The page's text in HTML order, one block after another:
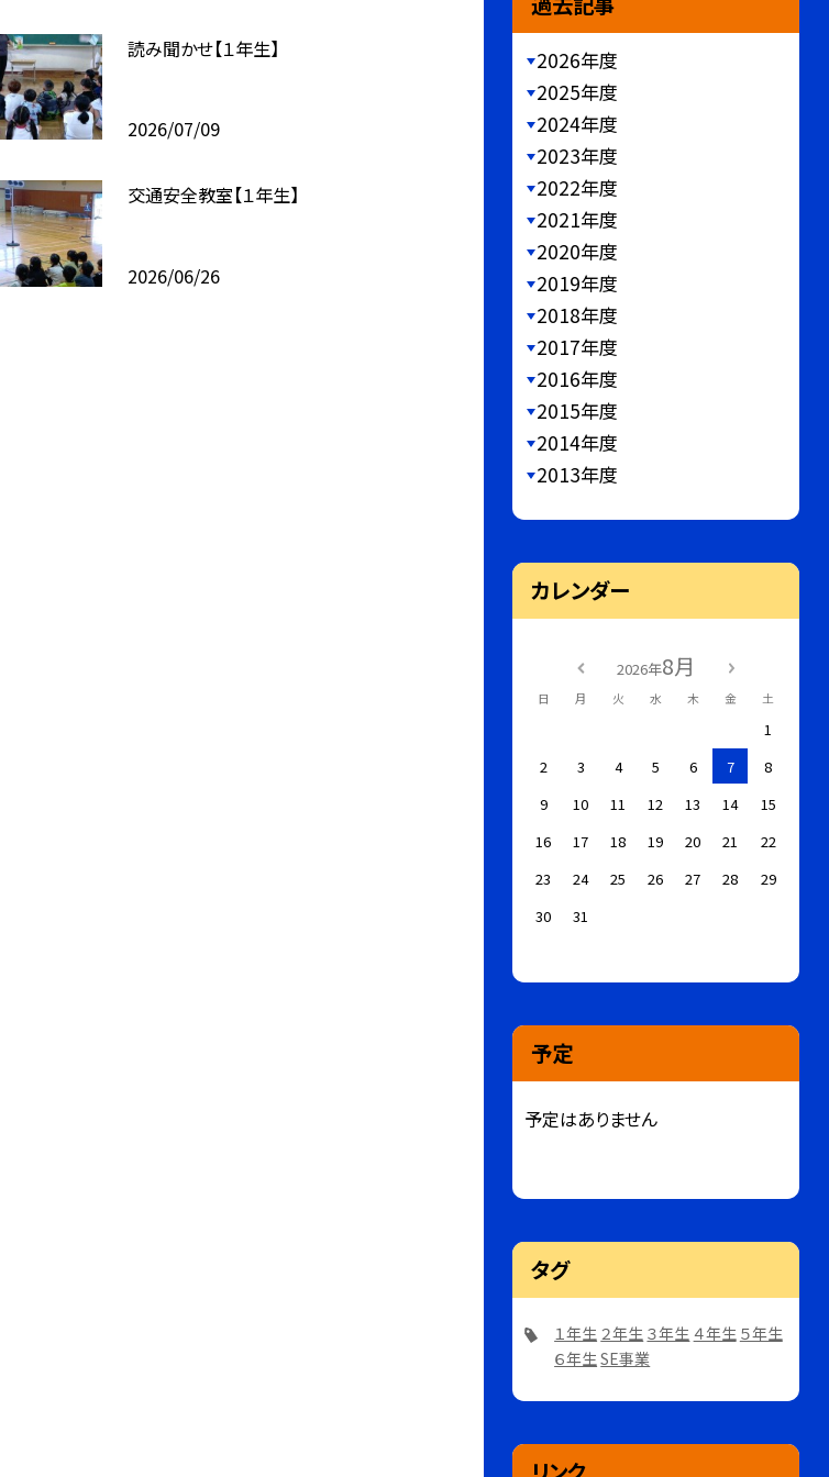
読み聞かせ【１年生】
2026/07/09
交通安全教室【１年生】
2026/06/26
2026年度
2025年度
2024年度
2023年度
2022年度
2021年度
2020年度
2019年度
2018年度
2017年度
2016年度
2015年度
2014年度
2013年度
カレンダー
2026年8月
日 月 火 水 木 金 土
1
2
3 4 5 6 7
8
9
10 11 12 13 14
15
16
17 18 19 20 21
22
23
24 25 26 27 28
29
30
31
予定
予定はありません
タグ
１年生 ２年生 ３年生 ４年生 ５年生
６年生SE事業